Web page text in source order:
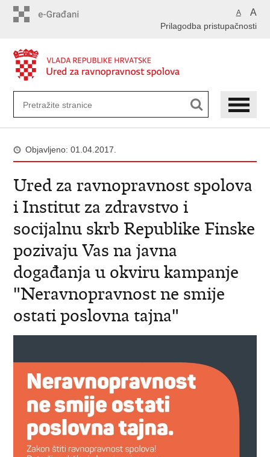
A A
Prilagodba pristupačnosti
Objavljeno: 01.04.2017.
Ured za ravnopravnost spolova
i Institut za zdravstvo i
socijalnu skrb Republike Finske
pozivaju Vas na javna
događanja u okviru kampanje
"Neravnopravnost ne smije
ostati poslovna tajna"